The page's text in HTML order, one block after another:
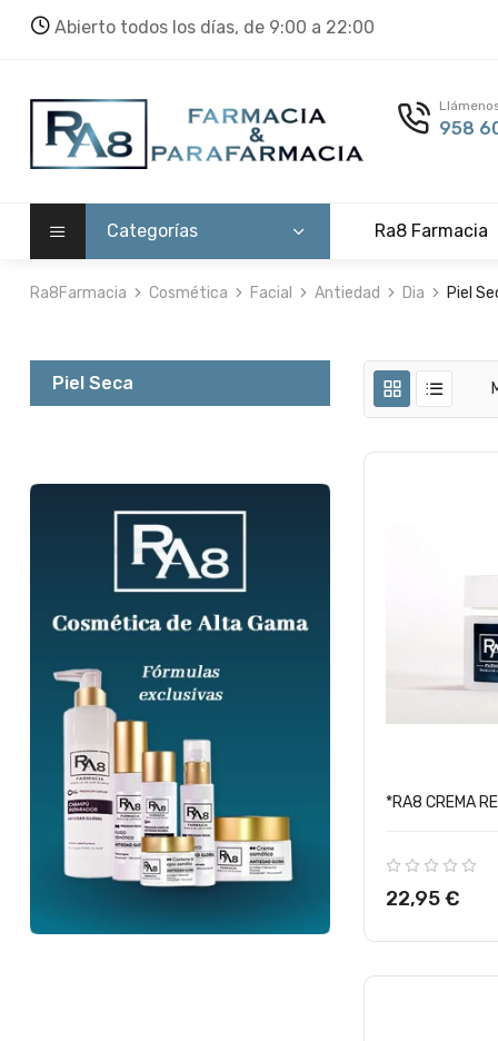
Abierto todos los días, de 9:00 a 22:00
958
Categorías Ra8 Farmacia
Ra8Farmacia Cosmética Facial Antiedad Dia Piel
Piel Seca
*RA8 CREMA
Precio
22,95 €